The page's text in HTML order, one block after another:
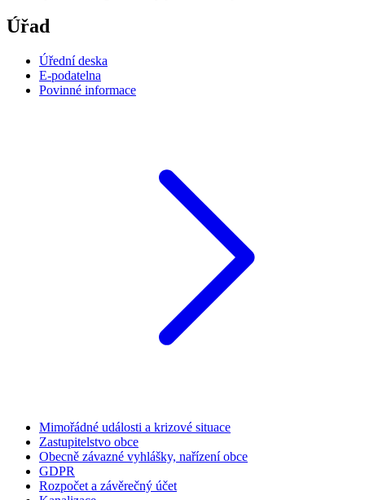
Úřad
Úřední deska
E-podatelna
Povinné informace
Mimořádné události a krizové situace
Zastupitelstvo obce
Obecně závazné vyhlášky, nařízení obce
GDPR
Rozpočet a závěrečný účet